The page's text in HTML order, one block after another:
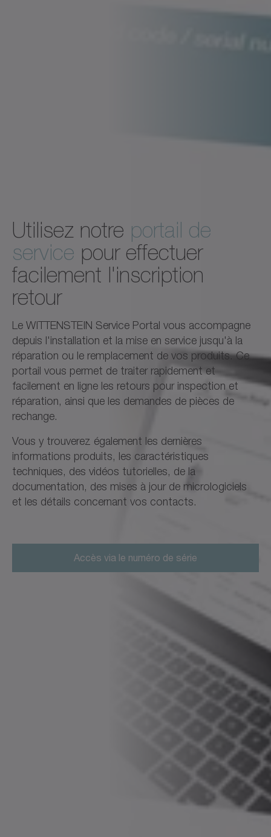
Utilisez notre portail de
service pour effectuer
facilement l'inscription
retour
Le WITTENSTEIN Service Portal vous accompagne
depuis l'installation et la mise en service jusqu'à la
réparation ou le remplacement de vos produits. Ce
portail vous permet de traiter rapidement et
facilement en ligne les retours pour inspection et
réparation, ainsi que les demandes de pièces de
rechange.
Vous y trouverez également les dernières
informations produits, les caractéristiques
techniques, des vidéos tutorielles, de la
documentation, des mises à jour de micrologiciels
et les détails concernant vos contacts.
Accès via le numéro de série